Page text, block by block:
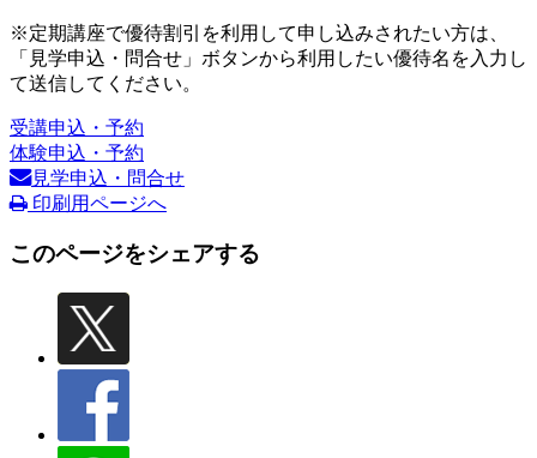
※定期講座で優待割引を利用して申し込みされたい方は、
「見学申込・問合せ」ボタンから利用したい優待名を入力し
て送信してください。
受講申込・予約
体験申込・予約
見学申込・問合せ
印刷用ページへ
このページをシェアする